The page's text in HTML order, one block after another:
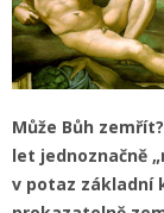
Může Bůh
let jednoznačně
v potaz základní